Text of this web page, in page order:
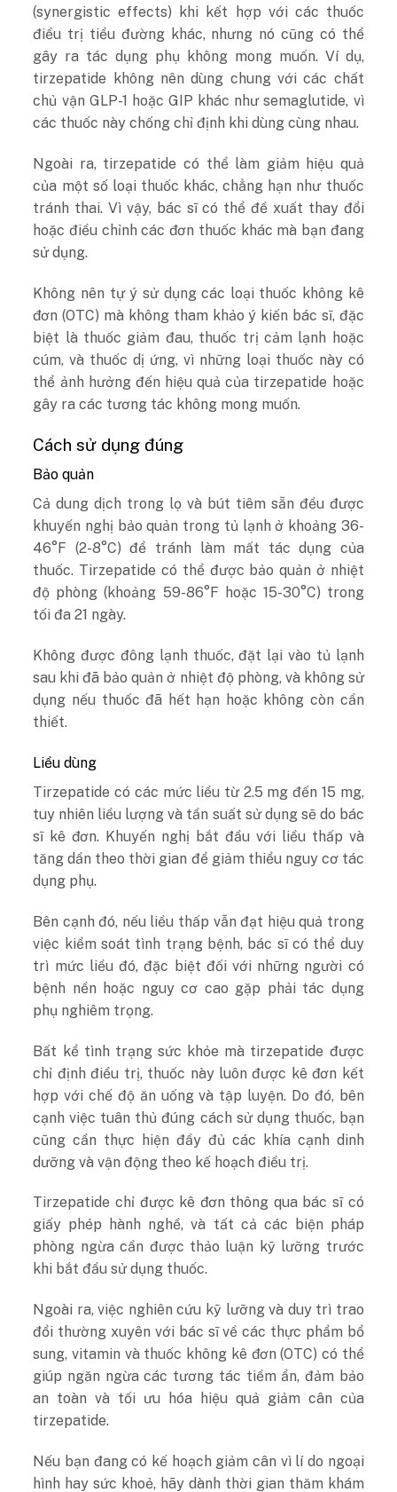
(synergistic effects) khi kết hợp với các thuốc
điều trị tiểu đường khác, nhưng nó cũng có thể
gây ra tác dụng phụ không mong muốn. Ví dụ,
tirzepatide không nên dùng chung với các chất
chủ vận GLP-1 hoặc GIP khác như semaglutide, vì
các thuốc này chống chỉ định khi dùng cùng nhau.
Ngoài ra, tirzepatide có thể làm giảm hiệu quả
của một số loại thuốc khác, chẳng hạn như thuốc
tránh thai. Vì vậy, bác sĩ có thể đề xuất thay đổi
hoặc điều chỉnh các đơn thuốc khác mà bạn đang
sử dụng.
Không nên tự ý sử dụng các loại thuốc không kê
đơn (OTC) mà không tham khảo ý kiến bác sĩ, đặc
biệt là thuốc giảm đau, thuốc trị cảm lạnh hoặc
cúm, và thuốc dị ứng, vì những loại thuốc này có
thể ảnh hưởng đến hiệu quả của tirzepatide hoặc
gây ra các tương tác không mong muốn.
Cách sử dụng đúng
Bảo quản
Cả dung dịch trong lọ và bút tiêm sẵn đều được
khuyến nghị bảo quản trong tủ lạnh ở khoảng 36-
46°F (2-8°C) để tránh làm mất tác dụng của
thuốc. Tirzepatide có thể được bảo quản ở nhiệt
độ phòng (khoảng 59-86°F hoặc 15-30°C) trong
tối đa 21 ngày.
Không được đông lạnh thuốc, đặt lại vào tủ lạnh
sau khi đã bảo quản ở nhiệt độ phòng, và không sử
dụng nếu thuốc đã hết hạn hoặc không còn cần
thiết.
Liều dùng
Tirzepatide có các mức liều từ 2.5 mg đến 15 mg,
tuy nhiên liều lượng và tần suất sử dụng sẽ do bác
sĩ kê đơn. Khuyến nghị bắt đầu với liều thấp và
tăng dần theo thời gian để giảm thiểu nguy cơ tác
dụng phụ.
Bên cạnh đó, nếu liều thấp vẫn đạt hiệu quả trong
việc kiểm soát tình trạng bệnh, bác sĩ có thể duy
trì mức liều đó, đặc biệt đối với những người có
bệnh nền hoặc nguy cơ cao gặp phải tác dụng
phụ nghiêm trọng.
Bất kể tình trạng sức khỏe mà tirzepatide được
chỉ định điều trị, thuốc này luôn được kê đơn kết
hợp với chế độ ăn uống và tập luyện. Do đó, bên
cạnh việc tuân thủ đúng cách sử dụng thuốc, bạn
cũng cần thực hiện đầy đủ các khía cạnh dinh
dưỡng và vận động theo kế hoạch điều trị.
Tirzepatide chỉ được kê đơn thông qua bác sĩ có
giấy phép hành nghề, và tất cả các biện pháp
phòng ngừa cần được thảo luận kỹ lưỡng trước
khi bắt đầu sử dụng thuốc.
Ngoài ra, việc nghiên cứu kỹ lưỡng và duy trì trao
đổi thường xuyên với bác sĩ về các thực phẩm bổ
sung, vitamin và thuốc không kê đơn (OTC) có thể
giúp ngăn ngừa các tương tác tiềm ẩn, đảm bảo
an toàn và tối ưu hóa hiệu quả giảm cân của
tirzepatide.
Nếu bạn đang có kế hoạch giảm cân vì lí do ngoại
hình hay sức khoẻ, hãy dành thời gian thăm khám